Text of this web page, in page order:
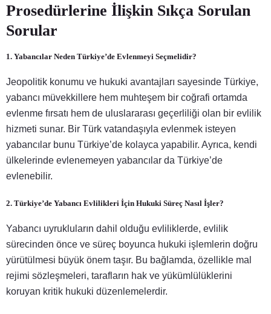
Prosedürlerine İlişkin Sıkça Sorulan
Sorular
1. Yabancılar Neden Türkiye’de Evlenmeyi Seçmelidir?
Jeopolitik konumu ve hukuki avantajları sayesinde Türkiye,
yabancı müvekkillere hem muhteşem bir coğrafi ortamda
evlenme fırsatı hem de uluslararası geçerliliği olan bir evlilik
hizmeti sunar. Bir Türk vatandaşıyla evlenmek isteyen
yabancılar bunu Türkiye’de kolayca yapabilir. Ayrıca, kendi
ülkelerinde evlenemeyen yabancılar da Türkiye’de
evlenebilir.
2. Türkiye’de Yabancı Evlilikleri İçin Hukuki Süreç Nasıl İşler?
Yabancı uyrukluların dahil olduğu evliliklerde, evlilik
sürecinden önce ve süreç boyunca hukuki işlemlerin doğru
yürütülmesi büyük önem taşır. Bu bağlamda, özellikle mal
rejimi sözleşmeleri, tarafların hak ve yükümlülüklerini
koruyan kritik hukuki düzenlemelerdir.